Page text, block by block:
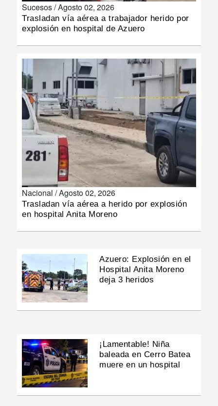
DEPORTES
MUNDO
MULTIMEDIA
IMPRESO
Sucesos /Agosto 02, 2026
Trasladan vía aérea a trabajador herido por
explosión en hospital de Azuero
Nacional /Agosto 02, 2026
Trasladan vía aérea a herido por explosión
en hospital Anita Moreno
Azuero: Explosión en el
Hospital Anita Moreno
deja 3 heridos
¡Lamentable! Niña
baleada en Cerro Batea
muere en un hospital